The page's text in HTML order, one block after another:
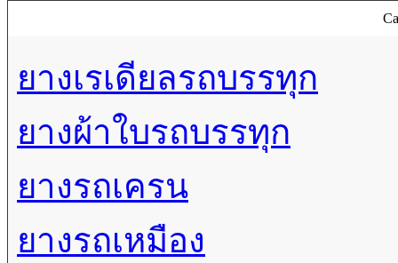
ยางเรเดียลรถบรรทุก
ยางผ้าใบรถบรรทุก
ยางรถเครน
ยางรถเหมือง